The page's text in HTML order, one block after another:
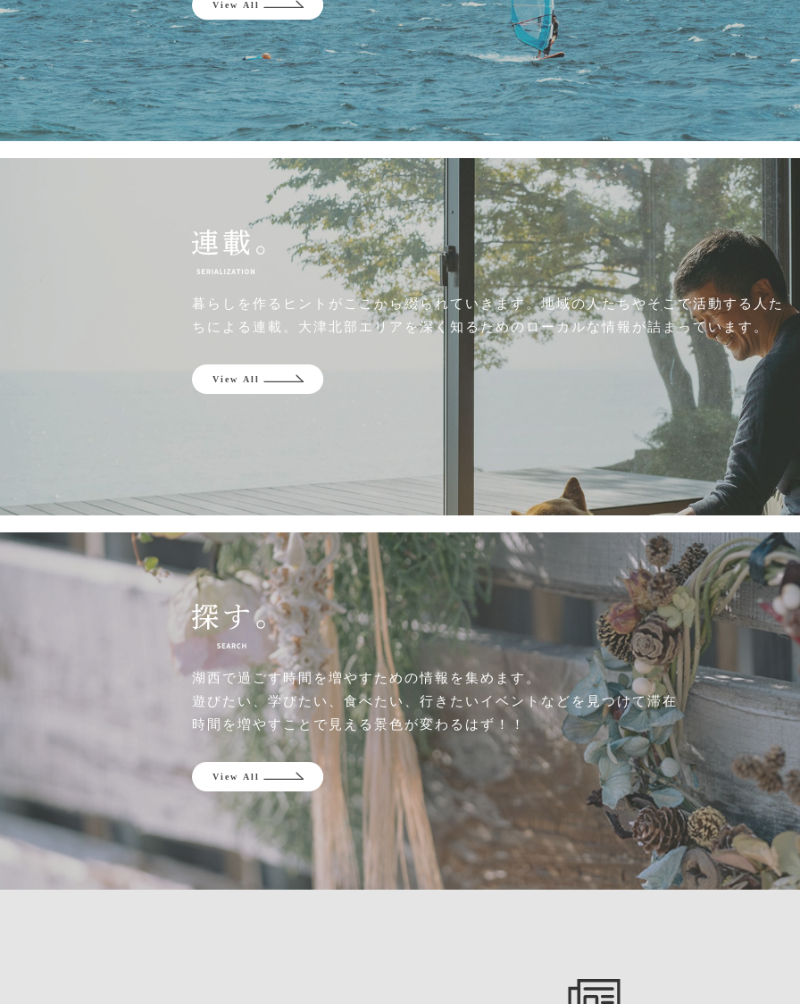
暮らしを作るヒントがここから綴られていきます。地域の人たちやそこで活動する人た
ちによる連載。大津北部エリアを深く知るためのローカルな情報が詰まっています。
湖西で過ごす時間を増やすための情報を集めます。
遊びたい、学びたい、食べたい、行きたいイベントなどを見つけて滞在
時間を増やすことで見える景色が変わるはず！！